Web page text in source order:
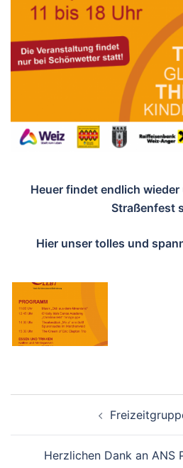
Heuer findet endlich
Straßenfest
Hier unser tolles und
Herzlichen Dank an ANS